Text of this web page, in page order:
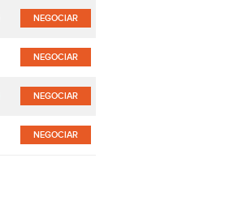
NEGOCIAR
NEGOCIAR
NEGOCIAR
NEGOCIAR